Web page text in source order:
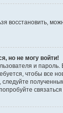
восстановить,
но не могу войти!
и
чтобы все